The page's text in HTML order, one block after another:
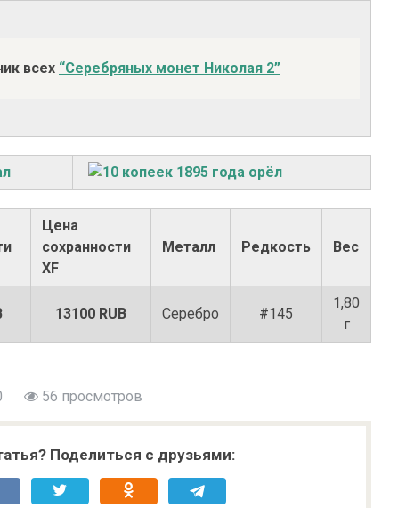
всех “Серебряных монет Николая 2”
Цена
сохранности
XF
Металл Редкость Вес
13100 RUB Серебро #145
1,80
г
56 просмотров
Поделиться с друзьями: